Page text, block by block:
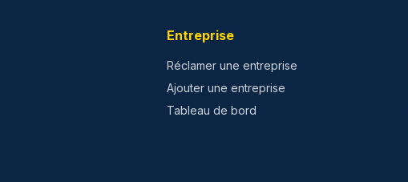
Entreprise
Réclamer une entreprise
Ajouter une entreprise
Tableau de bord